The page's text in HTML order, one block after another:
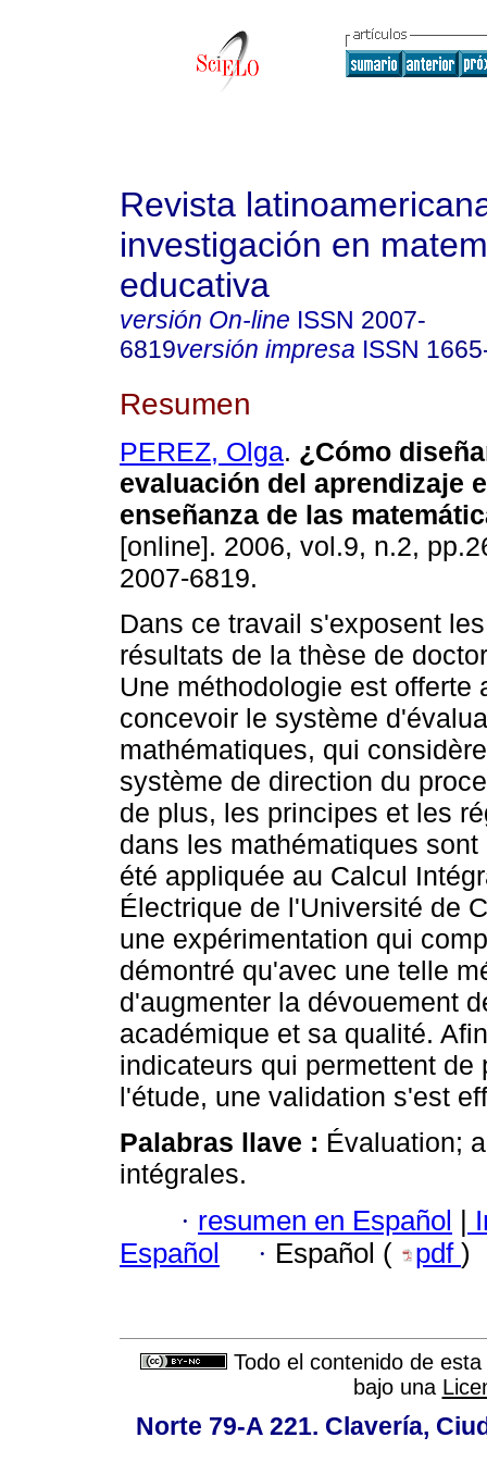
Revista
investigación en
educativa
versión On-line ISSN 2007-
6819versión impresa ISSN
Resumen
PEREZ, Olga. ¿Cómo
evaluación del aprendizaje
enseñanza de las
[online]. 2006, vol.9, n.2,
2007-6819.
Dans ce travail s'exposent
résultats de la thèse de
Une méthodologie est offerte
concevoir le système
mathématiques, qui
système de direction du
de plus, les principes et les
dans les mathématiques
été appliquée au Calcul
Électrique de l'Université de
une expérimentation qui
démontré qu'avec une telle
d'augmenter la dévouement
académique et sa qualité.
indicateurs qui permettent
l'étude, une validation s'est
Palabras llave : Évaluation;
intégrales.
· resumen en Español |
Español
· Español ( pdf )
Todo el contenido de
bajo una
Norte 79-A 221. Clavería,